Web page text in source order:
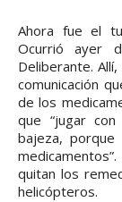
Ahora fue el
Ocurrió ayer
Deliberante.
comunicación
de los
que “jugar
bajeza,
quitan los
helicópteros.